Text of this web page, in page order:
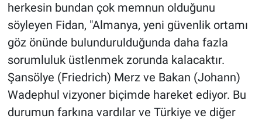
herkesin bundan çok memnun olduğunu
söyleyen Fidan, "Almanya, yeni güvenlik ortamı
göz önünde bulundurulduğunda daha fazla
sorumluluk üstlenmek zorunda kalacaktır.
Şansölye (Friedrich) Merz ve Bakan (Johann)
Wadephul vizyoner biçimde hareket ediyor. Bu
durumun farkına vardılar ve Türkiye ve diğer